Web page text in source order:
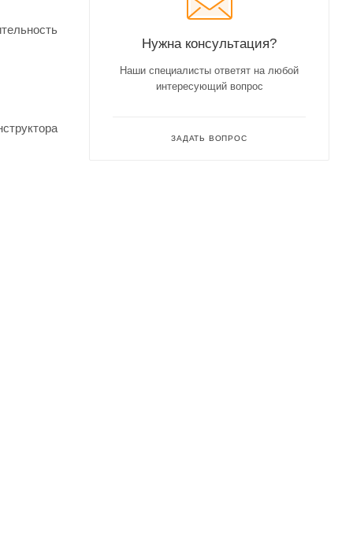
Нужна консультация?
Наши специалисты ответят на любой
интересующий вопрос
ЗАДАТЬ ВОПРОС